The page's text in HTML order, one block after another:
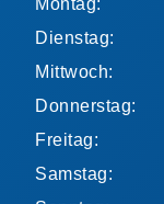
Dienstag:
Mittwoch:
Donnerstag:
Freitag:
Samstag: